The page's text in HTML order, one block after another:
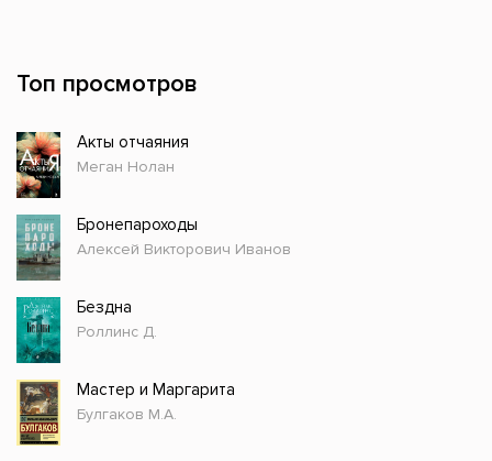
Топ просмотров
Акты отчаяния
Меган Нолан
Бронепароходы
Алексей Викторович Иванов
Бездна
Роллинс Д.
Мастер и Маргарита
Булгаков М.А.